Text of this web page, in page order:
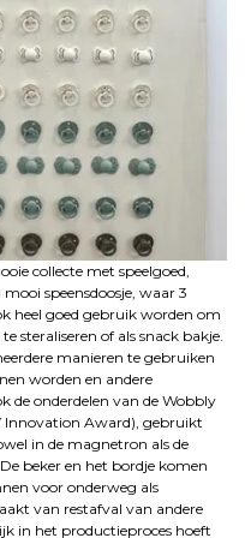
collecte met speelgoed,
speensdoosje, waar 3
heel goed gebruik worden om
steraliseren of als snack bakje.
manieren te gebruiken
worden en andere
de onderdelen van de Wobbly
Innovation Award), gebruikt
in de magnetron als de
beker en het bordje komen
voor onderweg als
van restafval van andere
in het productieproces hoeft